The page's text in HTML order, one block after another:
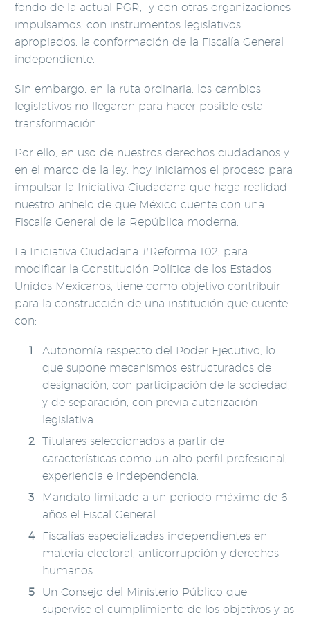
fondo de la actual PGR, y con otras organizaciones
impulsamos, con instrumentos legislativos
apropiados, la conformación de la Fiscalía General
independiente.
Sin embargo, en la ruta ordinaria, los cambios
legislativos no llegaron para hacer posible esta
transformación.
Por ello, en uso de nuestros derechos ciudadanos y
en el marco de la ley, hoy iniciamos el proceso para
impulsar la Iniciativa Ciudadana que haga realidad
nuestro anhelo de que México cuente con una
Fiscalía General de la República moderna.
La Iniciativa Ciudadana #Reforma 102, para
modificar la Constitución Política de los Estados
Unidos Mexicanos, tiene como objetivo contribuir
para la construcción de una institución que cuente
con:
Autonomía respecto del Poder Ejecutivo, lo
que supone mecanismos estructurados de
designación, con participación de la sociedad,
y de separación, con previa autorización
legislativa.
Titulares seleccionados a partir de
características como un alto perfil profesional,
experiencia e independencia.
Mandato limitado a un periodo máximo de 6
años el Fiscal General.
Fiscalías especializadas independientes en
materia electoral, anticorrupción y derechos
humanos.
Un Consejo del Ministerio Público que
supervise el cumplimiento de los objetivos y as